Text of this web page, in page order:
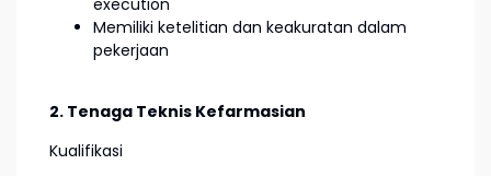
Memiliki ketelitian dan keakuratan dalam
pekerjaan
2. Tenaga Teknis Kefarmasian
Kualifikasi